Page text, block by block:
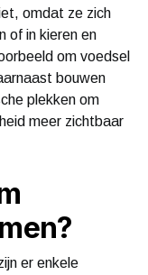
omdat ze zich
of in kieren en
om voedsel
bouwen
plekken om
meer zichtbaar
er enkele